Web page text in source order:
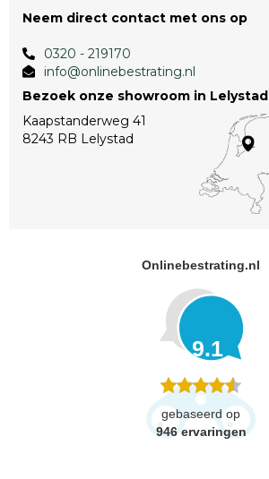
Neem direct contact met ons op
0320 - 219170
info@onlinebestrating.nl
Bezoek onze showroom in Lelystad
Kaapstanderweg 41
8243 RB Lelystad
Onlinebestrating.nl
9.1
gebaseerd op
946 ervaringen